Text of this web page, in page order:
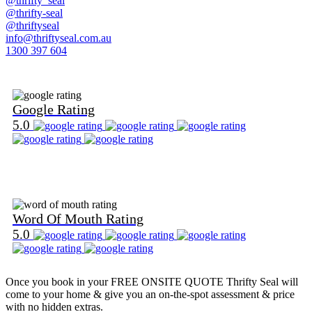
@thrifty-seal
@thriftyseal
info@thriftyseal.com.au
1300 397 604
Google Rating
5.0
Word Of Mouth Rating
5.0
Once you book in yourFREE ONSITE QUOTE Thrifty Seal will
come to your home & give you an on-the-spot assessment & price
with no hidden extras.